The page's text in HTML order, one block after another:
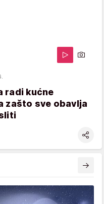
radi kućne
zašto sve obavlja